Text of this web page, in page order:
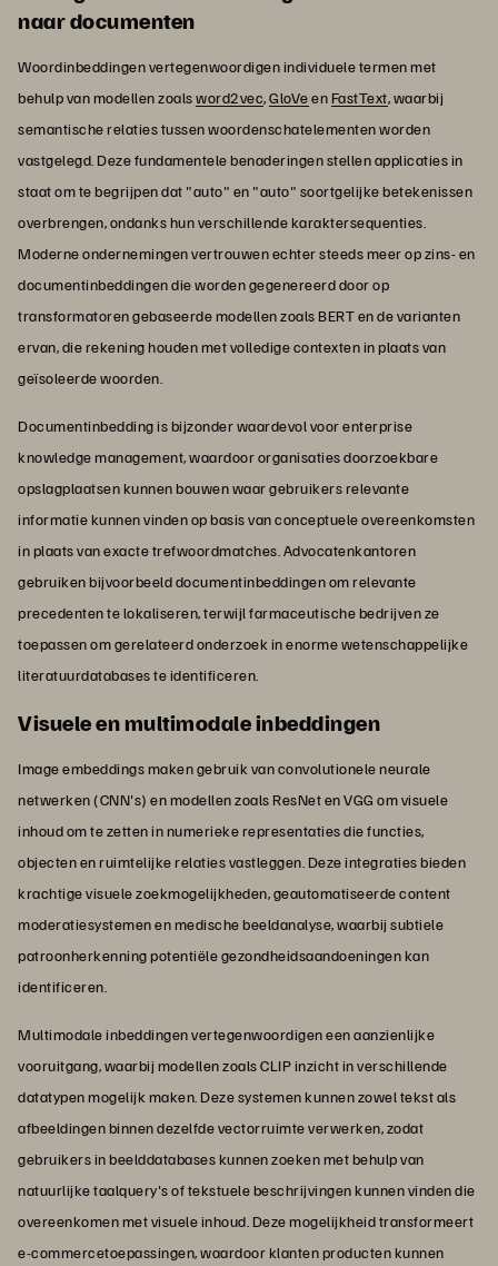
naar documenten
Woordinbeddingen vertegenwoordigen individuele termen met
behulp van modellen zoalsword2vec,GloVeenFastText, waarbij
semantische relaties tussen woordenschatelementen worden
vastgelegd. Deze fundamentele benaderingen stellen applicaties in
staat om te begrijpen dat "auto" en "auto" soortgelijke betekenissen
overbrengen, ondanks hun verschillende karaktersequenties.
Moderne ondernemingen vertrouwen echter steeds meer op zins- en
documentinbeddingen die worden gegenereerd door op
transformatoren gebaseerde modellen zoals BERT en de varianten
ervan, die rekening houden met volledige contexten in plaats van
geïsoleerde woorden.
Documentinbedding is bijzonder waardevol voor enterprise
knowledge management, waardoor organisaties doorzoekbare
opslagplaatsen kunnen bouwen waar gebruikers relevante
informatie kunnen vinden op basis van conceptuele overeenkomsten
in plaats van exacte trefwoordmatches. Advocatenkantoren
gebruiken bijvoorbeeld documentinbeddingen om relevante
precedenten te lokaliseren, terwijl farmaceutische bedrijven ze
toepassen om gerelateerd onderzoek in enorme wetenschappelijke
literatuurdatabases te identificeren.
Visuele en multimodale inbeddingen
Image embeddings maken gebruik van convolutionele neurale
netwerken (CNN's) en modellen zoals ResNet en VGG om visuele
inhoud om te zetten in numerieke representaties die functies,
objecten en ruimtelijke relaties vastleggen. Deze integraties bieden
krachtige visuele zoekmogelijkheden, geautomatiseerde content
moderatiesystemen en medische beeldanalyse, waarbij subtiele
patroonherkenning potentiële gezondheidsaandoeningen kan
identificeren.
Multimodale inbeddingen vertegenwoordigen een aanzienlijke
vooruitgang, waarbij modellen zoals CLIP inzicht in verschillende
datatypen mogelijk maken. Deze systemen kunnen zowel tekst als
afbeeldingen binnen dezelfde vectorruimte verwerken, zodat
gebruikers in beelddatabases kunnen zoeken met behulp van
natuurlijke taalquery's of tekstuele beschrijvingen kunnen vinden die
overeenkomen met visuele inhoud. Deze mogelijkheid transformeert
e-commercetoepassingen, waardoor klanten producten kunnen